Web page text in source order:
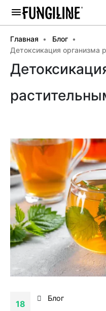
Главная
Блог
Детоксикация организма
18
Блог